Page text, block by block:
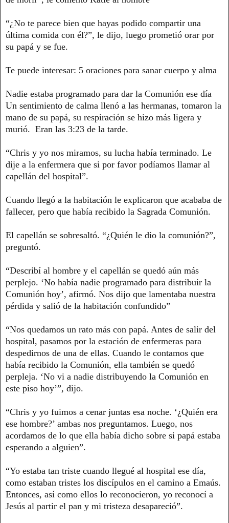
“¿No te parece bien que hayas podido compartir una
última comida con él?”, le dijo, luego prometió orar por
su papá y se fue.
Te puede interesar: 5 oraciones para sanar cuerpo y alma
Nadie estaba programado para dar la Comunión ese día
Un sentimiento de calma llenó a las hermanas, tomaron la
mano de su papá, su respiración se hizo más ligera y
murió. Eran las 3:23 de la tarde.
“Chris y yo nos miramos, su lucha había terminado. Le
dije a la enfermera que si por favor podíamos llamar al
capellán del hospital”.
Cuando llegó a la habitación le explicaron que acababa de
fallecer, pero que había recibido la Sagrada Comunión.
El capellán se sobresaltó. “¿Quién le dio la comunión?”,
preguntó.
“Describí al hombre y el capellán se quedó aún más
perplejo. ‘No había nadie programado para distribuir la
Comunión hoy’, afirmó. Nos dijo que lamentaba nuestra
pérdida y salió de la habitación confundido”
“Nos quedamos un rato más con papá. Antes de salir del
hospital, pasamos por la estación de enfermeras para
despedirnos de una de ellas. Cuando le contamos que
había recibido la Comunión, ella también se quedó
perpleja. ‘No vi a nadie distribuyendo la Comunión en
este piso hoy’”, dijo.
“Chris y yo fuimos a cenar juntas esa noche. ‘¿Quién era
ese hombre?’ ambas nos preguntamos. Luego, nos
acordamos de lo que ella había dicho sobre si papá estaba
esperando a alguien”.
“Yo estaba tan triste cuando llegué al hospital ese día,
como estaban tristes los discípulos en el camino a Emaús.
Entonces, así como ellos lo reconocieron, yo reconocí a
Jesús al partir el pan y mi tristeza desapareció”.